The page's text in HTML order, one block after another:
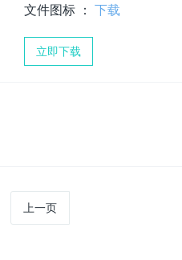
文件图标 ： 下载
立即下载
上一页